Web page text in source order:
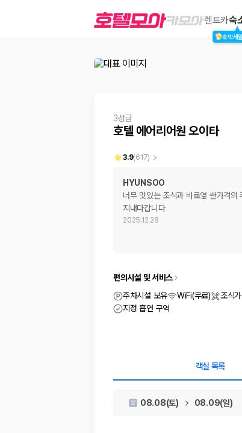
호텔 에어리어원 오이타
제주렌트카 가격비교는 카모아에서 한 번에
경차, 소형, 준중형, 중형, SUV, 승합차
일반자차, 완전자차, 슈퍼자차의 면책금과
제주공항 인수 조건 비교:셔틀 이동, 인수 위치, 반납 편의
비교 후 원하는 차량을 바로 예약할 수 있습니다.
1. 단순 최저가가 아니라 실제 결제 조건을 비교하세요
제주렌트카 최저가는 차량 기본요금만으로 판단하기 어렵습니
렌트카숙
숙박세
3성급
호텔 에어리어원 오이타
3.9(617)
HYUNSOO
너무 맛있는 조식과 바로옆 싼가격의
지내다갑니다
2025.12.28
편의시설 및 서비스
주차시설 보유
WiFi(무료) 조식
지정 흡연 구역
객실 목록
08.08(토) 08.09(일)